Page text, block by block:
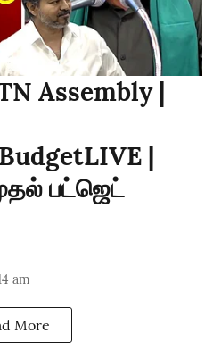
Assembly |
|
பட்ஜெட்
am
More